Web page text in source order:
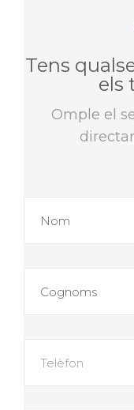
Tens
els
Omple el